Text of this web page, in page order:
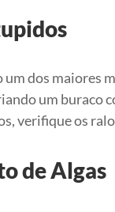
dos maiores
um buraco
verifique os
de Algas